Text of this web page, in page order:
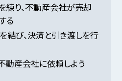
り、不動産会社が売却
る
び、決済と引き渡しを行
動産会社に依頼しよう